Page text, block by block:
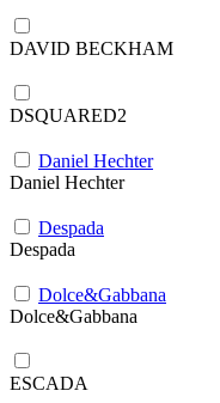
DAVID BECKHAM
DSQUARED2
Daniel Hechter
Daniel Hechter
Despada
Despada
Dolce&Gabbana
Dolce&Gabbana
ESCADA